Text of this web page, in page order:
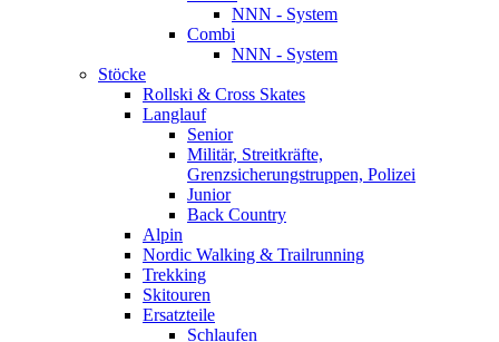
NNN - System
Combi
NNN - System
Stöcke
Rollski & Cross Skates
Langlauf
Senior
Militär, Streitkräfte,
Grenzsicherungstruppen, Polizei
Junior
Back Country
Alpin
Nordic Walking & Trailrunning
Trekking
Skitouren
Ersatzteile
Schlaufen